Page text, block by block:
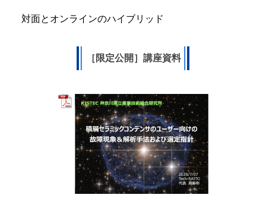
対面とオンラインのハイブリッド
［限定公開］講座資料